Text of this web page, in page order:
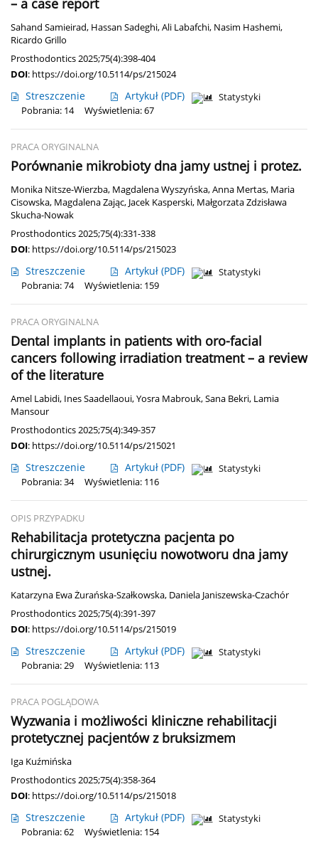
– a case report
Sahand Samieirad, Hassan Sadeghi,Ali Labafchi, Nasim Hashemi,
Ricardo Grillo
Prosthodontics 2025;75(4):398-404
DOI: https://doi.org/10.5114/ps/215024
Streszczenie Artykuł (PDF)
Statystyki
Pobrania: 14
Wyświetlenia: 67
PRACA ORYGINALNA
Porównanie mikrobioty dna jamy ustnej i protez.
Monika Nitsze-Wierzba, Magdalena Wyszyńska,Anna Mertas, Maria
Cisowska, Magdalena Zając, Jacek Kasperski, Małgorzata Zdzisława
Skucha-Nowak
Prosthodontics 2025;75(4):331-338
DOI: https://doi.org/10.5114/ps/215023
Streszczenie Artykuł (PDF)
Statystyki
Pobrania: 74
Wyświetlenia: 159
PRACA ORYGINALNA
Dental implants in patients with oro-facial
cancers following irradiation treatment – a review
of the literature
Amel Labidi, Ines Saadellaoui,Yosra Mabrouk,Sana Bekri, Lamia
Mansour
Prosthodontics 2025;75(4):349-357
DOI: https://doi.org/10.5114/ps/215021
Streszczenie Artykuł (PDF)
Statystyki
Pobrania: 34
Wyświetlenia: 116
OPIS PRZYPADKU
Rehabilitacja protetyczna pacjenta po
chirurgicznym usunięciu nowotworu dna jamy
ustnej.
Katarzyna Ewa Żurańska-Szałkowska, Daniela Janiszewska-Czachór
Prosthodontics 2025;75(4):391-397
DOI: https://doi.org/10.5114/ps/215019
Streszczenie Artykuł (PDF)
Statystyki
Pobrania: 29
Wyświetlenia: 113
PRACA POGLĄDOWA
Wyzwania i możliwości kliniczne rehabilitacji
protetycznej pacjentów z bruksizmem
Iga Kuźmińska
Prosthodontics 2025;75(4):358-364
DOI: https://doi.org/10.5114/ps/215018
Streszczenie Artykuł (PDF)
Statystyki
Pobrania: 62
Wyświetlenia: 154